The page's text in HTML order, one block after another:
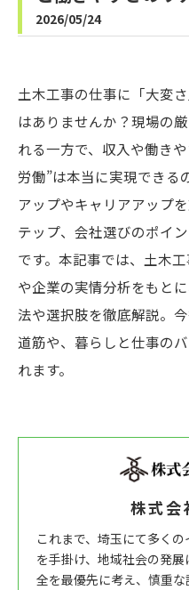
2026/05/24
土木工事の仕事に「大変
はありませんか？現場の
れる一方で、収入や働き
労働”は本当に実現できる
アップやキャリアアップ
テップ、会社選びのポイ
です。本記事では、土木
や企業の実情分析をもと
法や選択肢を徹底解説。
道筋や、暮らしと仕事の
れます。
株式
これまで、埼玉にて多く
を手掛け、地域社会の発
全を最優先に考え、慎重